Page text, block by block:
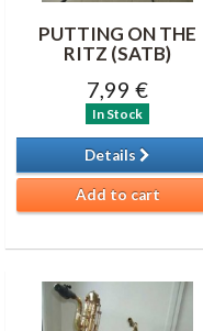
PUTTING ON THE
RITZ (SATB)
7,99 €
In Stock
Details
Add to cart